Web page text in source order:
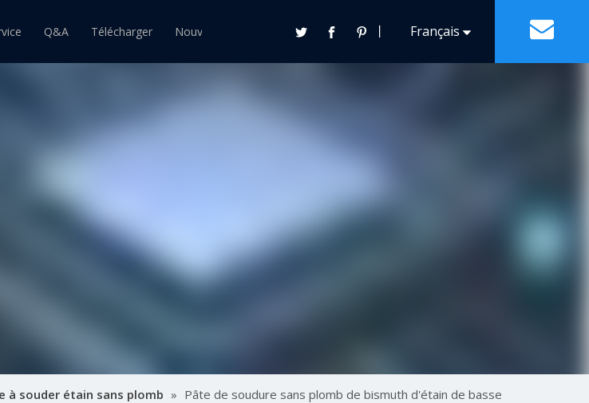
Q&A Télécharger Nouvelles 丨 Français
à souder étain sans plomb » Pâte de soudure sans plomb de bismuth d'étain de basse